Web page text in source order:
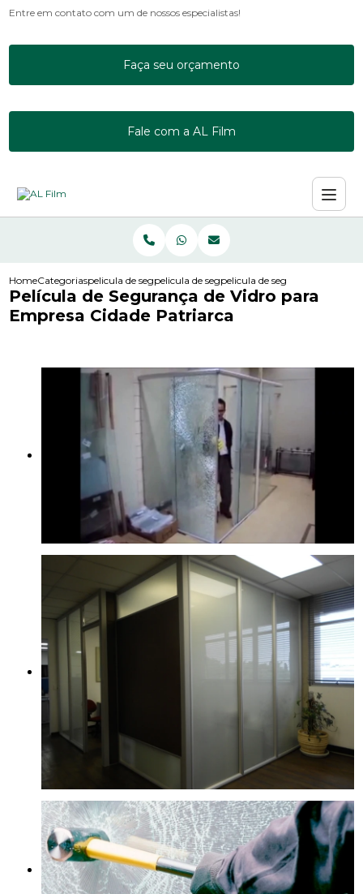
Entre em contato com um de nossos especialistas!
Faça seu orçamento
Fale com a AL Film
HomeCategoriaspelicula de segurancapelicula de seguranca de vidro para empresa
pelicula de seguranca de
Película de Segurança de Vidro para
Empresa Cidade Patriarca